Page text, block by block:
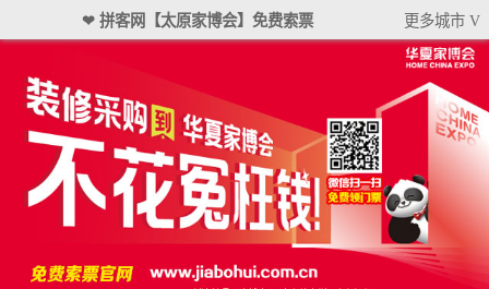
❤ 拼客网【太原家博会】免费索票 更多城市 V